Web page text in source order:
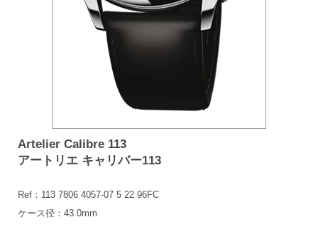
Artelier Calibre 113
アートリエ キャリバー113
Ref：113 7806 4057-07 5 22 96FC
ケース径：43.0mm